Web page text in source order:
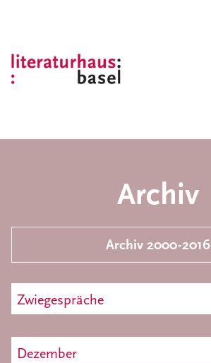
Archiv
Archiv 2000-2016
Zwiegespräche
Dezember